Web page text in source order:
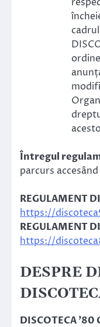
Întregul
parcurs
REGULAMENT
https://
REGULAMENT
https://
DESPRE
DISCOTECA ’80